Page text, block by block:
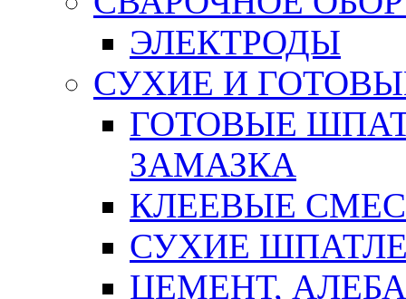
ЭЛЕКТРОДЫ
СУХИЕ И
ГОТОВЫЕ
ЗАМАЗКА
КЛЕЕВЫЕ
СУХИЕ
ЦЕМЕНТ,